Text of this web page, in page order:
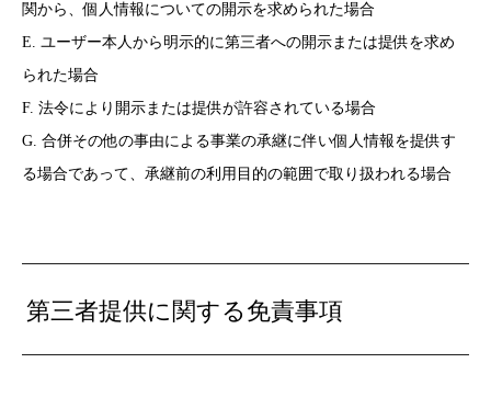
関から、個人情報についての開示を求められた場合
E. ユーザー本人から明示的に第三者への開示または提供を求め
られた場合
F. 法令により開示または提供が許容されている場合
G. 合併その他の事由による事業の承継に伴い個人情報を提供す
る場合であって、承継前の利用目的の範囲で取り扱われる場合
第三者提供に関する免責事項